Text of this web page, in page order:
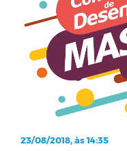
23/08/2018, às 14:35